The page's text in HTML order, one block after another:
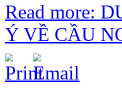
Read more:
Ý VỀ CẦU